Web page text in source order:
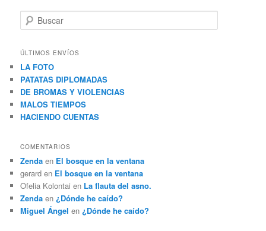
u
c
r
ÚLTIMOS ENVÍOS
LA FOTO
PATATAS DIPLOMADAS
DE BROMAS Y VIOLENCIAS
MALOS TIEMPOS
HACIENDO CUENTAS
COMENTARIOS
Zenda en El bosque en la ventana
gerard en El bosque en la ventana
Ofelia Kolontai en La flauta del asno.
Zenda en ¿Dónde he caído?
Miguel Ángel en ¿Dónde he caído?